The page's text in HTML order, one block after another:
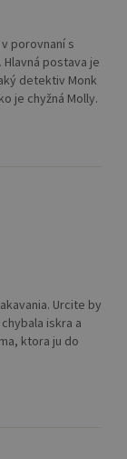
porovnaní s
postava je
detektiv Monk
je chyžná Molly.
Urcite by
iskra a
ktora ju do